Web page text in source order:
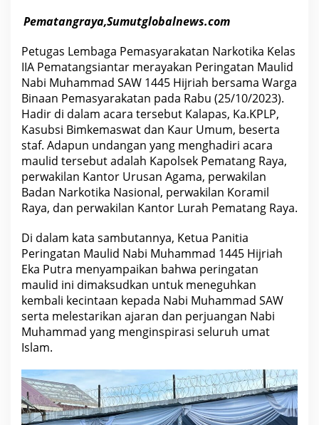
I
N
T
A
R
M
E
R
A
Y
A
A
N
E
R
G
A
T
A
N
M
A
U
I
A
I
M
U
H
Pematangraya,Sumutglobalnews.com
Petugas Lembaga Pemasyarakatan Narkotika Kelas
IIA Pematangsiantar merayakan Peringatan Maulid
Nabi Muhammad SAW 1445 Hijriah bersama Warga
Binaan Pemasyarakatan pada Rabu (25/10/2023).
Hadir di dalam acara tersebut Kalapas, Ka.KPLP,
Kasubsi Bimkemaswat dan Kaur Umum, beserta
staf. Adapun undangan yang menghadiri acara
maulid tersebut adalah Kapolsek Pematang Raya,
perwakilan Kantor Urusan Agama, perwakilan
Badan Narkotika Nasional, perwakilan Koramil
Raya, dan perwakilan Kantor Lurah Pematang Raya.
Di dalam kata sambutannya, Ketua Panitia
Peringatan Maulid Nabi Muhammad 1445 Hijriah
Eka Putra menyampaikan bahwa peringatan
maulid ini dimaksudkan untuk meneguhkan
kembali kecintaan kepada Nabi Muhammad SAW
serta melestarikan ajaran dan perjuangan Nabi
Muhammad yang menginspirasi seluruh umat
Islam.